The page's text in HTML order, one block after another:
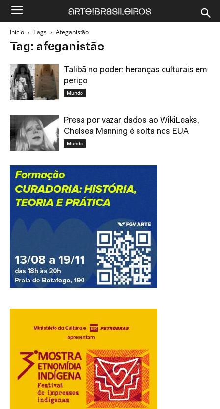
Início Tags Afeganistão
Tag: afeganistão
Talibã no poder: heranças culturais em
perigo
Mundo
Presa por vazar dados ao WikiLeaks,
Chelsea Manning é solta nos EUA
Mundo